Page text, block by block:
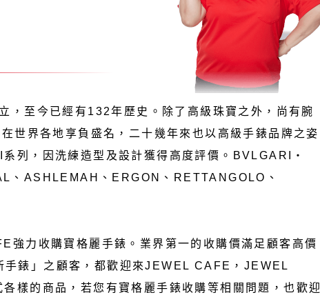
，至今已經有132年歷史。除了高級珠寶之外，尚有腕
世界各地享負盛名，二十幾年來也以高級手錶品牌之姿
列，因洗練造型及設計獲得高度評價。BVLGARI‧
ASHLEMAH、ERGON、RETTANGOLO、
力收購寶格麗手錶。業界第一的收購價滿足顧客高價
手錶」之顧客，都歡迎來JEWEL CAFE，JEWEL
樣的商品，若您有寶格麗手錶收購等相關問題，也歡迎